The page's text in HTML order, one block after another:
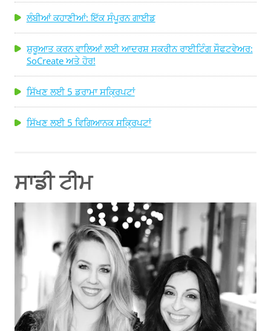
ਲੰਬੀਆਂ ਕਹਾਣੀਆਂ: ਇੱਕ ਸੰਪੂਰਨ ਗਾਈਡ
ਸ਼ੁਰੂਆਤ ਕਰਨ ਵਾਲਿਆਂ ਲਈ ਆਦਰਸ਼ ਸਕਰੀਨ ਰਾਈਟਿੰਗ ਸੌਫਟਵੇਅਰ:
SoCreate ਅਤੇ ਹੋਰ!
ਸਿੱਖਣ ਲਈ 5 ਡਰਾਮਾ ਸਕ੍ਰਿਪਟਾਂ
ਸਿੱਖਣ ਲਈ 5 ਵਿਗਿਆਨਕ ਸਕ੍ਰਿਪਟਾਂ
ਸਾਡੀ ਟੀਮ